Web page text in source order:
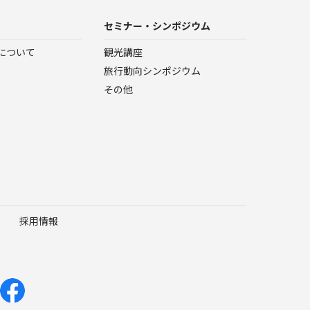
ついて
セミナー・シンポジウム
観光講座
旅行動向シンポジウム
その他
採用情報